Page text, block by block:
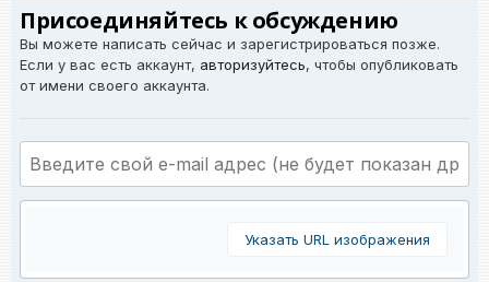
Присоединяйтесь к обсуждению
Вы можете написать сейчас и зарегистрироваться позже.
Если у вас есть аккаунт, авторизуйтесь, чтобы опубликовать
от имени своего аккаунта.
Указать URL изображения